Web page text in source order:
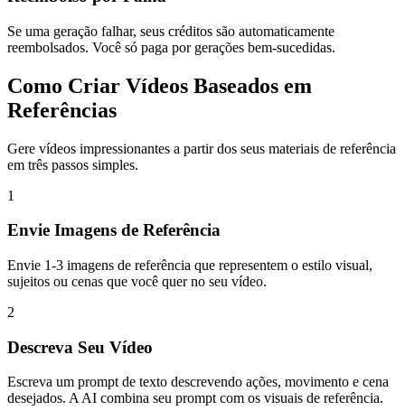
Se uma geração falhar, seus créditos são automaticamente
reembolsados. Você só paga por gerações bem-sucedidas.
Como Criar Vídeos Baseados em
Referências
Gere vídeos impressionantes a partir dos seus materiais de referência
em três passos simples.
1
Envie Imagens de Referência
Envie 1-3 imagens de referência que representem o estilo visual,
sujeitos ou cenas que você quer no seu vídeo.
2
Descreva Seu Vídeo
Escreva um prompt de texto descrevendo ações, movimento e cena
desejados. A AI combina seu prompt com os visuais de referência.